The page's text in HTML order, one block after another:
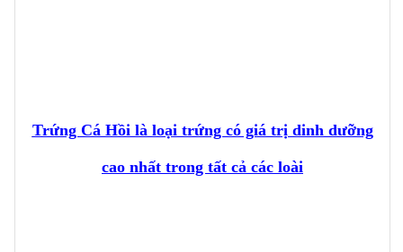
Trứng Cá Hồi là loại trứng có giá trị dinh dưỡng
cao nhất trong tất cả các loài